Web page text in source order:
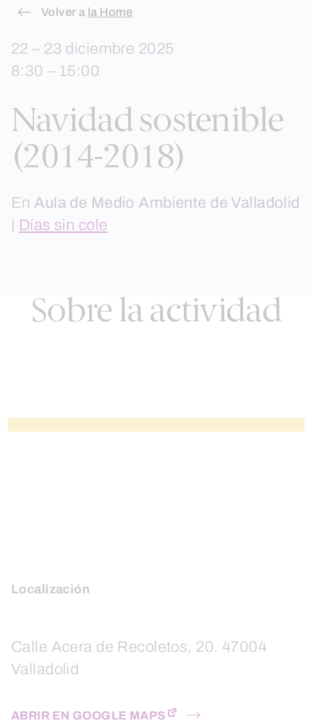
Skip
content
Volver a la Home
22 – 23 diciembre 2025
8:30 – 15:00
Navidad sostenible
(2014-2018)
EnAula de Medio Ambiente de Valladolid
Días sin cole
Sobre la actividad
Localización
Calle Acera de Recoletos, 20. 47004
Valladolid
ABRIR EN GOOGLE MAPS